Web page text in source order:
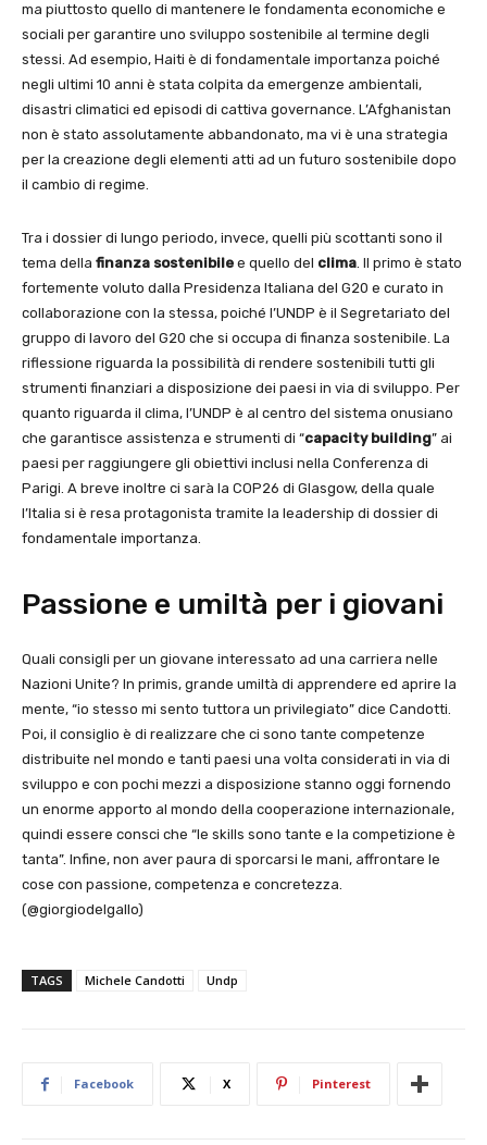
ma piuttosto quello di mantenere le fondamenta economiche e
sociali per garantire uno sviluppo sostenibile al termine degli
stessi. Ad esempio, Haiti è di fondamentale importanza poiché
negli ultimi 10 anni è stata colpita da emergenze ambientali,
disastri climatici ed episodi di cattiva governance. L’Afghanistan
non è stato assolutamente abbandonato, ma vi è una strategia
per la creazione degli elementi atti ad un futuro sostenibile dopo
il cambio di regime.
Tra i dossier di lungo periodo, invece, quelli più scottanti sono il
tema della finanza sostenibile e quello del clima. Il primo è stato
fortemente voluto dalla Presidenza Italiana del G20 e curato in
collaborazione con la stessa, poiché l’UNDP è il Segretariato del
gruppo di lavoro del G20 che si occupa di finanza sostenibile. La
riflessione riguarda la possibilità di rendere sostenibili tutti gli
strumenti finanziari a disposizione dei paesi in via di sviluppo. Per
quanto riguarda il clima, l’UNDP è al centro del sistema onusiano
che garantisce assistenza e strumenti di “capacity building” ai
paesi per raggiungere gli obiettivi inclusi nella Conferenza di
Parigi. A breve inoltre ci sarà la COP26 di Glasgow, della quale
l’Italia si è resa protagonista tramite la leadership di dossier di
fondamentale importanza.
Passione e umiltà per i giovani
Quali consigli per un giovane interessato ad una carriera nelle
Nazioni Unite? In primis, grande umiltà di apprendere ed aprire la
mente, “io stesso mi sento tuttora un privilegiato” dice Candotti.
Poi, il consiglio è di realizzare che ci sono tante competenze
distribuite nel mondo e tanti paesi una volta considerati in via di
sviluppo e con pochi mezzi a disposizione stanno oggi fornendo
un enorme apporto al mondo della cooperazione internazionale,
quindi essere consci che “le skills sono tante e la competizione è
tanta”. Infine, non aver paura di sporcarsi le mani, affrontare le
cose con passione, competenza e concretezza.
(@giorgiodelgallo)
TAGS Michele Candotti Undp
Facebook X Pinterest